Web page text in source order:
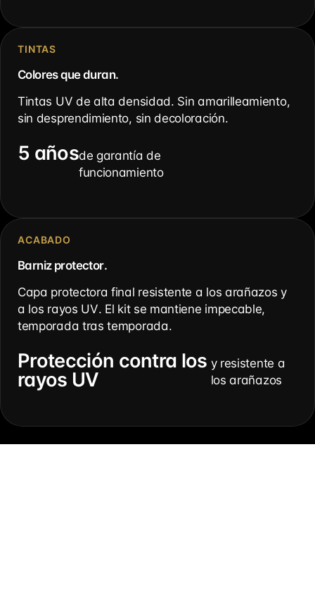
TINTAS
Colores que duran.
Tintas UV de alta densidad. Sin amarilleamiento,
sin desprendimiento, sin decoloración.
5 añosde garantía de
funcionamiento
ACABADO
Barniz protector.
Capa protectora final resistente a los arañazos y
a los rayos UV. El kit se mantiene impecable,
temporada tras temporada.
Protección contra los
rayos UV
y resistente a
los arañazos